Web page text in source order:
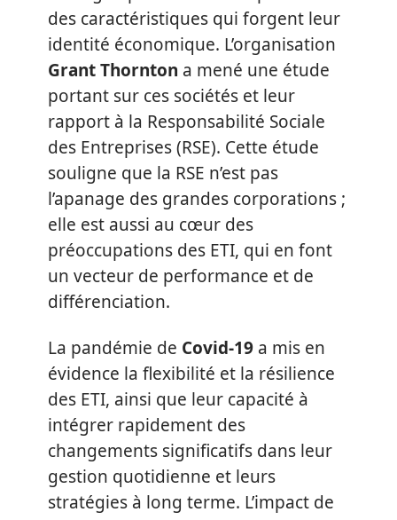
des caractéristiques qui forgent leur
identité économique. L’organisation
Grant Thornton a mené une étude
portant sur ces sociétés et leur
rapport à la Responsabilité Sociale
des Entreprises (RSE). Cette étude
souligne que la RSE n’est pas
l’apanage des grandes corporations ;
elle est aussi au cœur des
préoccupations des ETI, qui en font
un vecteur de performance et de
différenciation.
La pandémie de Covid-19 a mis en
évidence la flexibilité et la résilience
des ETI, ainsi que leur capacité à
intégrer rapidement des
changements significatifs dans leur
gestion quotidienne et leurs
stratégies à long terme. L’impact de